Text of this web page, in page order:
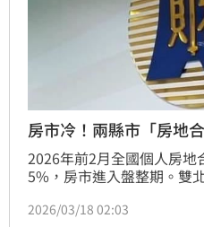
房市冷！兩縣市「房地
2026年前2月全國個人房
5%，房市進入盤整期。雙
幅；反觀昔日熱區台中市則
2026/03/18 02:03